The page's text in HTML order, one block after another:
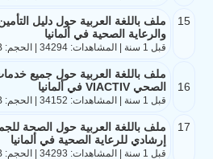
15
ملف باللغة العربية حول دليل
والرعاية الصحية في ألمانيا
قبل 1 سنة | المشاهدات: 34294 | الحجم: 343.7KB
16
ملف باللغة العربية حول جميع
الصحي VIACTIV في ألمانيا
قبل 1 سنة | المشاهدات: 34152 | الحجم: 3.6MB
17
ملف باللغة العربية حول الصحة
إرشادي للرعاية الصحية في ألمانيا
قبل 1 سنة | المشاهدات: 34293 | الحجم: 578.3KB